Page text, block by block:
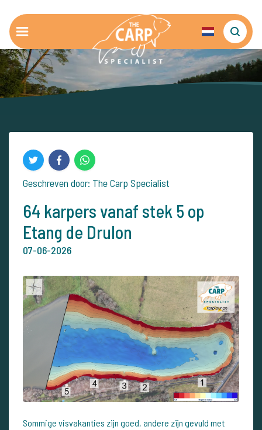
Geschreven door: The Carp Specialist
64 karpers vanaf stek 5 op
Etang de Drulon
07-06-2026
Sommige visvakanties zijn goed, andere zijn gevuld met